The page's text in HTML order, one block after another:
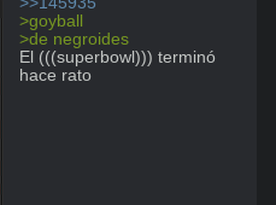
>goyball
>de negroides
El (((superbowl))) terminó
hace rato